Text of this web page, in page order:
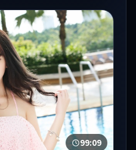
99:09